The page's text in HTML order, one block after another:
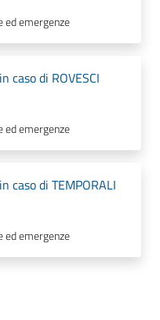
ed emergenze
caso di ROVESCI
ed emergenze
caso di TEMPORALI
ed emergenze